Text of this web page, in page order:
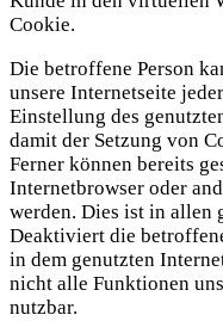
Cookie.
Die betroffene Person
unsere Internetseite
Einstellung des
damit der Setzung von
Ferner können bereits
Internetbrowser oder
werden. Dies ist in allen
Deaktiviert die
in dem genutzten
nicht alle Funktionen
nutzbar.